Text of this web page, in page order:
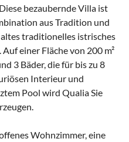
bezaubernde Villa ist
aus Tradition und
traditionelles istrisches
einer Fläche von 200 m²
3 Bäder, die für bis zu 8
Interieur und
Pool wird Qualia Sie
Wohnzimmer, eine